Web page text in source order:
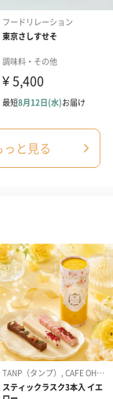
と見る